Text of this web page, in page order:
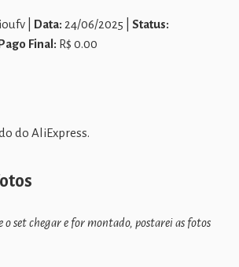
| Data: 24/06/2025 | Status:
Final: R$ 0.00
do AliExpress.
o set chegar e for montado, postarei as fotos